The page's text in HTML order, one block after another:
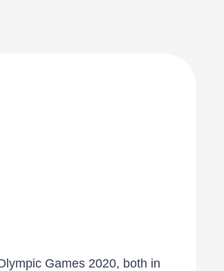
Games 2020, both in